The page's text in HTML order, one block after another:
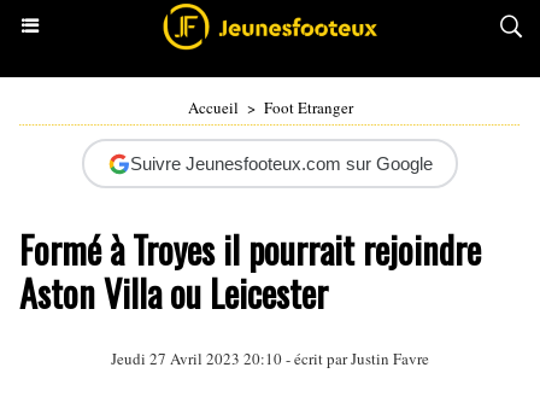
Accueil > Foot Etranger
Suivre Jeunesfooteux.com sur Google
Formé à Troyes il pourrait rejoindre
Aston Villa ou Leicester
Jeudi 27 Avril 2023 20:10 - écrit parJustin Favre